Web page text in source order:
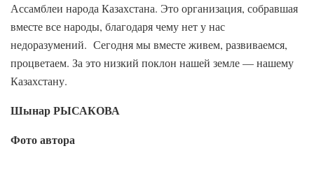
Ассамблеи народа Казахстана. Это организация, собравшая
вместе все народы, благодаря чему нет у нас
недоразумений. Сегодня мы вместе живем, развиваемся,
процветаем. За это низкий поклон нашей земле — нашему
Казахстану.
Шынар РЫСАКОВА
Фото автора